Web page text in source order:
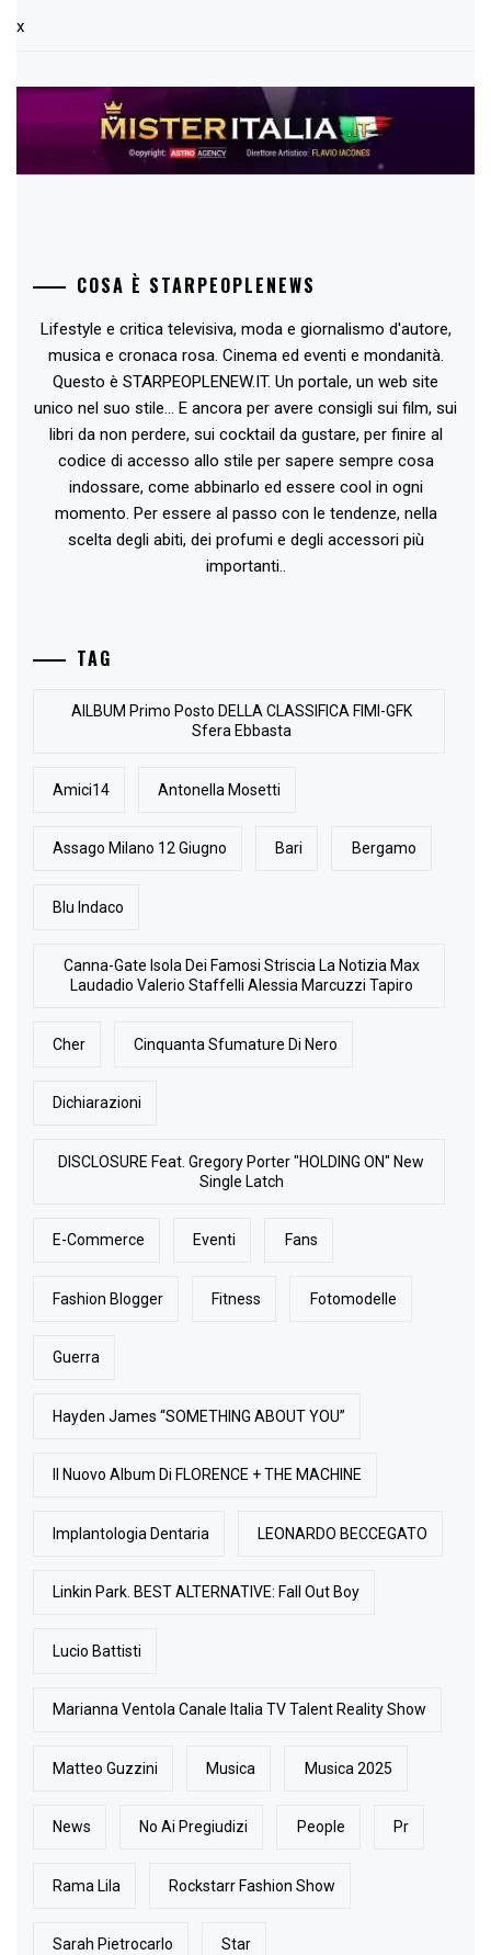
x
COSA È STARPEOPLENEWS
Lifestyle e critica televisiva, moda e giornalismo d'autore,
musica e cronaca rosa. Cinema ed eventi e mondanità.
Questo è STARPEOPLENEW.IT. Un portale, un web site
unico nel suo stile... E ancora per avere consigli sui film, sui
libri da non perdere, sui cocktail da gustare, per finire al
codice di accesso allo stile per sapere sempre cosa
indossare, come abbinarlo ed essere cool in ogni
momento. Per essere al passo con le tendenze, nella
scelta degli abiti, dei profumi e degli accessori più
importanti..
TAG
AlLBUM Primo Posto DELLA CLASSIFICA FIMI-GFK
Sfera Ebbasta
Amici14 Antonella Mosetti
Assago Milano 12 Giugno Bari Bergamo
Blu Indaco
Canna-Gate Isola Dei Famosi Striscia La Notizia Max
Laudadio Valerio Staffelli Alessia Marcuzzi Tapiro
Cher Cinquanta Sfumature Di Nero
Dichiarazioni
DISCLOSURE Feat. Gregory Porter "HOLDING ON" New
Single Latch
E-Commerce Eventi Fans
Fashion Blogger Fitness Fotomodelle
Guerra
Hayden James “SOMETHING ABOUT YOU”
Il Nuovo Album Di FLORENCE + THE MACHINE
Implantologia Dentaria LEONARDO BECCEGATO
Linkin Park. BEST ALTERNATIVE: Fall Out Boy
Lucio Battisti
Marianna Ventola Canale Italia TV Talent Reality Show
Matteo Guzzini Musica Musica 2025
News No Ai Pregiudizi People Pr
Rama Lila Rockstarr Fashion Show
Sarah Pietrocarlo Star